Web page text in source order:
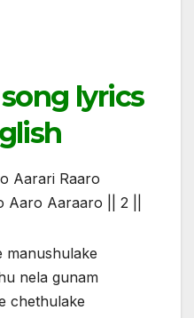
lyrics
Aarari Raaro
Aaraaro || 2 ||
manushulake
nela gunam
chethulake